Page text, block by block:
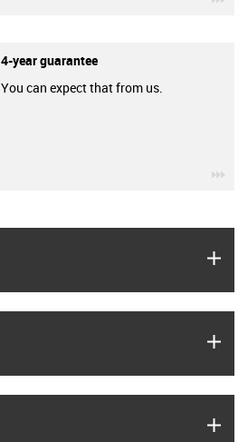
4-year guarantee
You can expect that from us.